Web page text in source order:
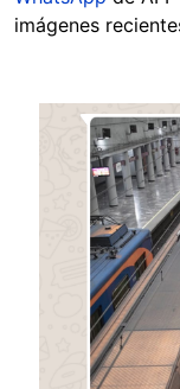
imágenes